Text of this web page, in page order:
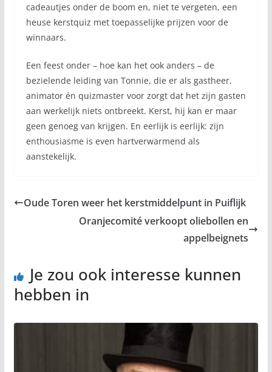
cadeautjes onder de boom en, niet te vergeten, een
heuse kerstquiz met toepasselijke prijzen voor de
winnaars.
Een feest onder – hoe kan het ook anders – de
bezielende leiding van Tonnie, die er als gastheer,
animator én quizmaster voor zorgt dat het zijn gasten
aan werkelijk niets ontbreekt. Kerst, hij kan er maar
geen genoeg van krijgen. En eerlijk is eerlijk: zijn
enthousiasme is even hartverwarmend als
aanstekelijk.
Oude Toren weer het kerstmiddelpunt in Puiflijk
Oranjecomité verkoopt oliebollen en
appelbeignets
Je zou ook interesse kunnen
hebben in